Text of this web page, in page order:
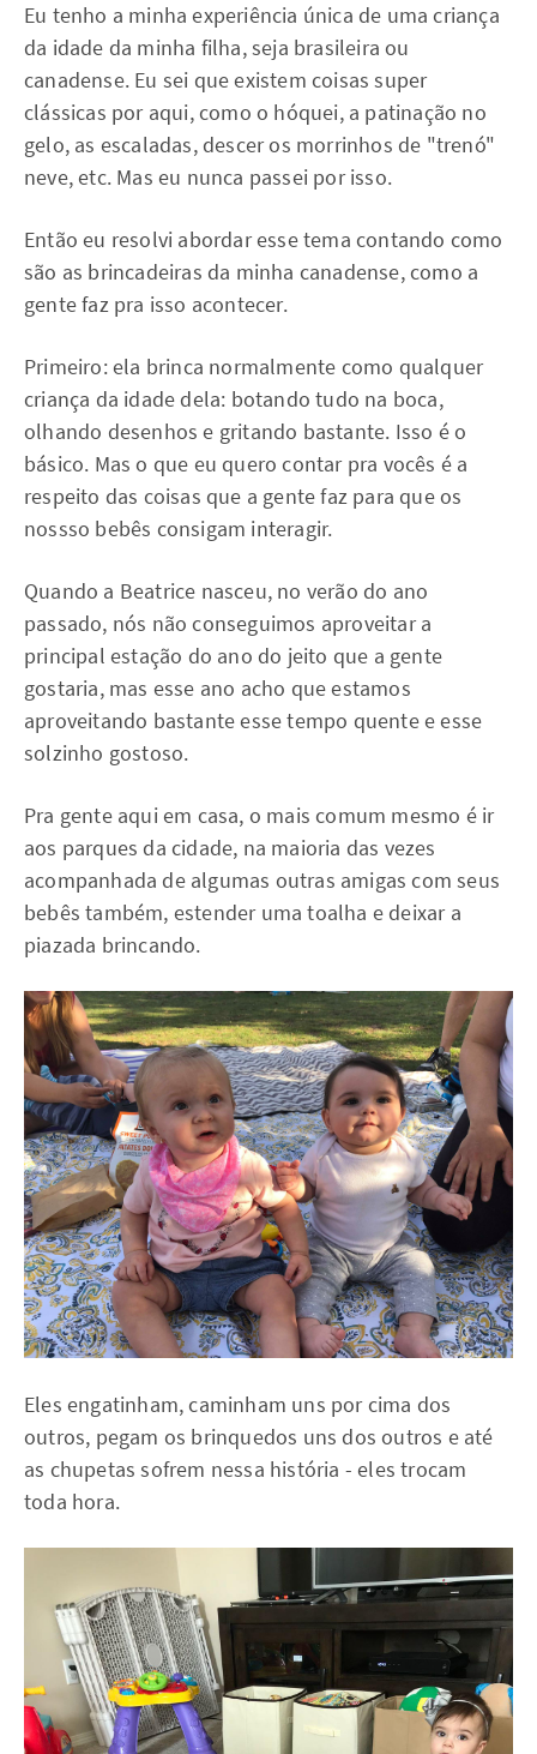
Eu tenho a minha experiência única de uma criança
da idade da minha filha, seja brasileira ou
canadense. Eu sei que existem coisas super
clássicas por aqui, como o hóquei, a patinação no
gelo, as escaladas, descer os morrinhos de "trenó"
neve, etc. Mas eu nunca passei por isso.
Então eu resolvi abordar esse tema contando como
são as brincadeiras da minha canadense, como a
gente faz pra isso acontecer.
Primeiro: ela brinca normalmente como qualquer
criança da idade dela: botando tudo na boca,
olhando desenhos e gritando bastante. Isso é o
básico. Mas o que eu quero contar pra vocês é a
respeito das coisas que a gente faz para que os
nossso bebês consigam interagir.
Quando a Beatrice nasceu, no verão do ano
passado, nós não conseguimos aproveitar a
principal estação do ano do jeito que a gente
gostaria, mas esse ano acho que estamos
aproveitando bastante esse tempo quente e esse
solzinho gostoso.
Pra gente aqui em casa, o mais comum mesmo é ir
aos parques da cidade, na maioria das vezes
acompanhada de algumas outras amigas com seus
bebês também, estender uma toalha e deixar a
piazada brincando.
Eles engatinham, caminham uns por cima dos
outros, pegam os brinquedos uns dos outros e até
as chupetas sofrem nessa história - eles trocam
toda hora.